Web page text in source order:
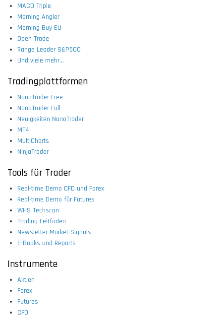
MACD Triple
Morning Angler
Morning Buy EU
Open Trade
Range Leader S&P500
Und viele mehr...
Tradingplattformen
NanoTrader Free
NanoTrader Full
Neuigkeiten NanoTrader
MT4
MultiCharts
NinjaTrader
Tools für Trader
Real-time Demo CFD und Forex
Real-time Demo für Futures
WHS Techscan
Trading Leitfaden
Newsletter Market Signals
E-Books und Reports
Instrumente
Aktien
Forex
Futures
CFD